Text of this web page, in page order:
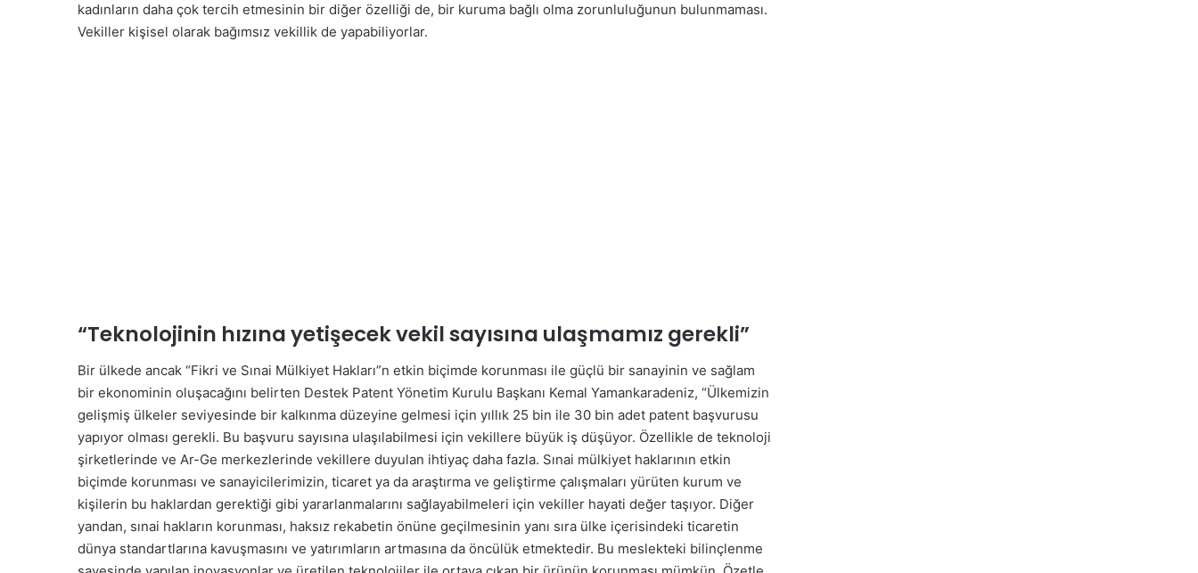
kadınların daha çok tercih etmesinin bir diğer özelliği de, bir kuruma bağlı olma zorunluluğunun bulunmaması.
Vekiller kişisel olarak bağımsız vekillik de yapabiliyorlar.
“Teknolojinin hızına yetişecek vekil sayısına ulaşmamız gerekli”
Bir ülkede ancak “Fikri ve Sınai Mülkiyet Hakları”n etkin biçimde korunması ile güçlü bir sanayinin ve sağlam
bir ekonominin oluşacağını belirten Destek Patent Yönetim Kurulu Başkanı Kemal Yamankaradeniz, “Ülkemizin
gelişmiş ülkeler seviyesinde bir kalkınma düzeyine gelmesi için yıllık 25 bin ile 30 bin adet patent başvurusu
yapıyor olması gerekli. Bu başvuru sayısına ulaşılabilmesi için vekillere büyük iş düşüyor. Özellikle de teknoloji
şirketlerinde ve Ar-Ge merkezlerinde vekillere duyulan ihtiyaç daha fazla. Sınai mülkiyet haklarının etkin
biçimde korunması ve sanayicilerimizin, ticaret ya da araştırma ve geliştirme çalışmaları yürüten kurum ve
kişilerin bu haklardan gerektiği gibi yararlanmalarını sağlayabilmeleri için vekiller hayati değer taşıyor. Diğer
yandan, sınai hakların korunması, haksız rekabetin önüne geçilmesinin yanı sıra ülke içerisindeki ticaretin
dünya standartlarına kavuşmasını ve yatırımların artmasına da öncülük etmektedir. Bu meslekteki bilinçlenme